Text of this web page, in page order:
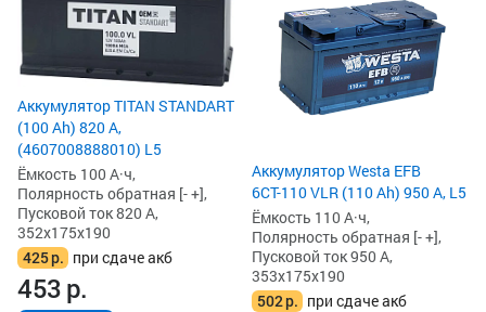
Аккумулятор TITAN STANDART
(100 Ah) 820 А,
(4607008888010) L5
Ёмкость 100 А·ч,
Полярность обратная [- +],
Пусковой ток 820 А,
352x175x190
425р. при сдаче акб
453р.
Аккумулятор Westa EFB
6СТ-110 VLR (110 Ah) 950 А, L5
Ёмкость 110 А·ч,
Полярность обратная [- +],
Пусковой ток 950 А,
353x175x190
502р. при сдаче акб